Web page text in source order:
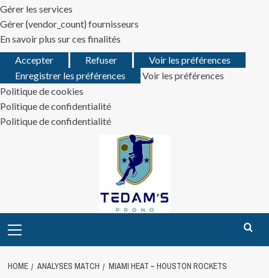
Gérer les services
Gérer {vendor_count} fournisseurs
En savoir plus sur ces finalités
Accepter
Refuser
Voir les préférences
Enregistrer les préférences
Voir les préférences
Politique de cookies
Politique de confidentialité
Politique de confidentialité
Menu
HOME ANALYSES MATCH MIAMI HEAT – HOUSTON ROCKETS